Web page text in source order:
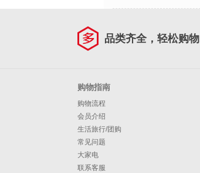
品类齐全，轻松购物
购物指南
购物流程
会员介绍
生活旅行/团购
常见问题
大家电
联系客服